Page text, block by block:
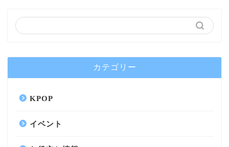
カテゴリー
KPOP
イベント